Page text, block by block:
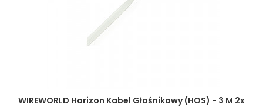
WIREWORLD Horizon Kabel Głośnikowy (HOS) - 3 M 2x